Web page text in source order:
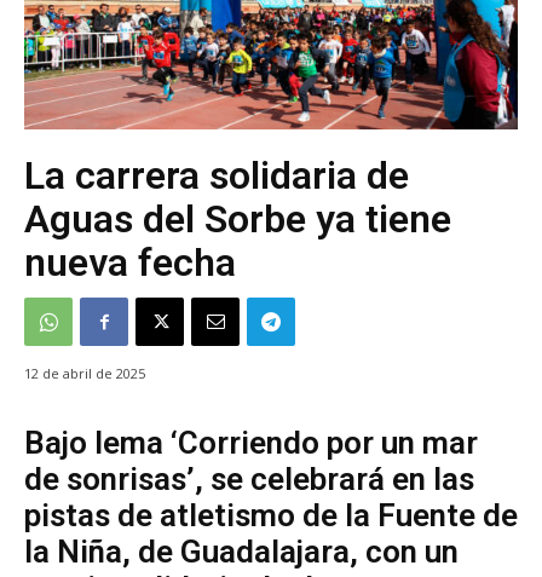
La carrera solidaria de
Aguas del Sorbe ya tiene
nueva fecha
12 de abril de 2025
Bajo lema ‘Corriendo por un mar
de sonrisas’, se celebrará en las
pistas de atletismo de la Fuente de
la Niña, de Guadalajara, con un